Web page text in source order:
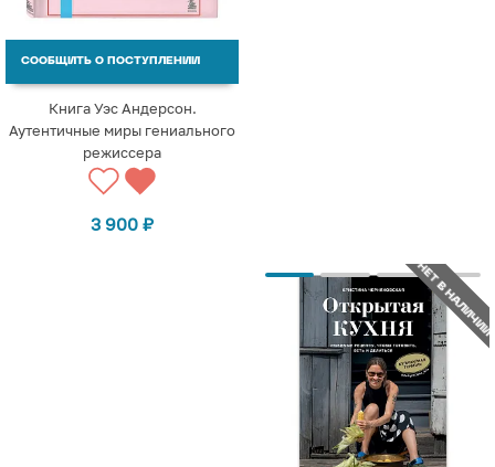
СООБЩИТЬ О ПОСТУПЛЕНИИ
Книга Уэс Андерсон.
Аутентичные миры гениального
режиссера
3 900 ₽
НЕТ В НАЛИЧИИ